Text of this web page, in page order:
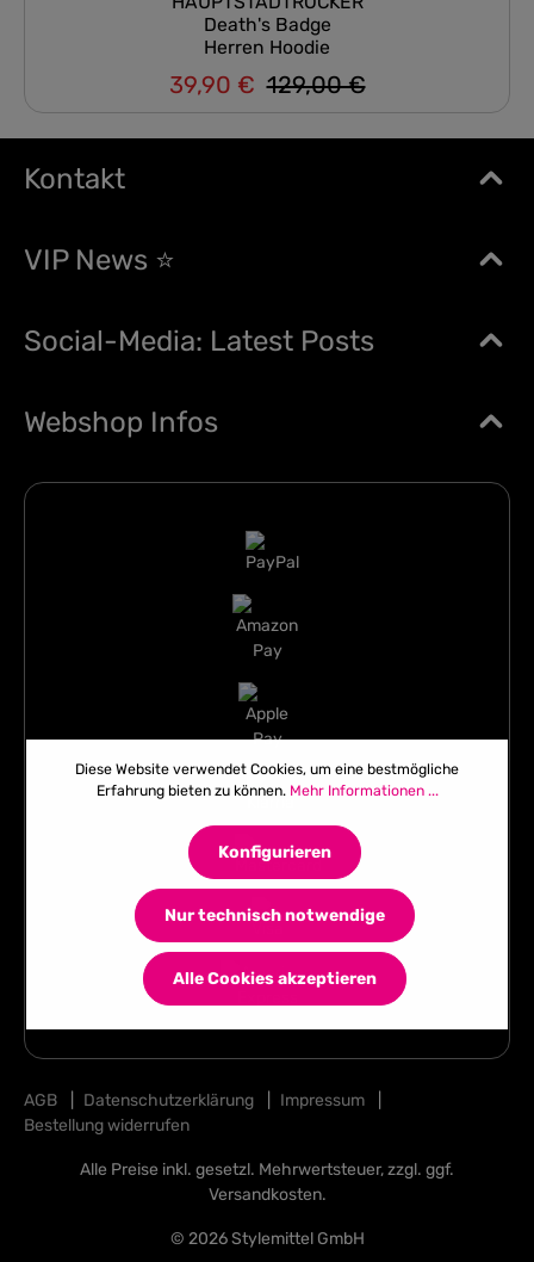
Death's Badge
Herren Hoodie
Verkaufspreis:
39,90 € Regulärer Preis:
129,00 €
Kontakt
VIP News ⭐
Social-Media: Latest Posts
Webshop Infos
AGB Datenschutzerklärung Impressum
Bestellung widerrufen
Alle Preise inkl. gesetzl. Mehrwertsteuer, zzgl. ggf.
Versandkosten.
© 2026 Stylemittel GmbH
Diese Website verwendet Cookies, um eine bestmögliche
Erfahrung bieten zu können. Mehr Informationen ...
Nur technisch notwendige
Konfigurieren
Alle Cookies akzeptieren